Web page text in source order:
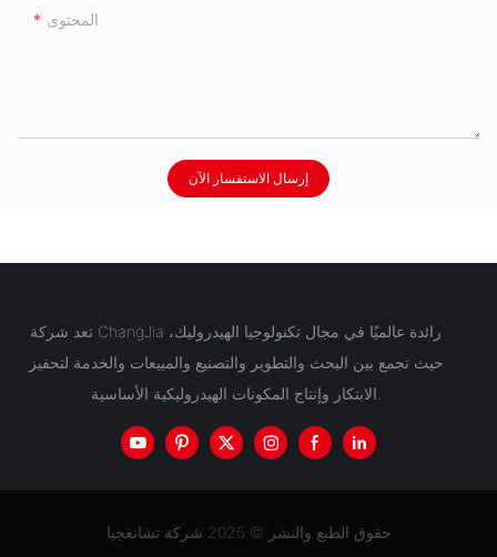
المحتوى
إرسال الاستفسار الآن
تعد شركة ChangJia رائدة عالميًا في مجال تكنولوجيا الهيدروليك،
حيث تجمع بين البحث والتطوير والتصنيع والمبيعات والخدمة لتحفيز
حقوق الطبع والنشر © 2025 شركة تشانغجيا